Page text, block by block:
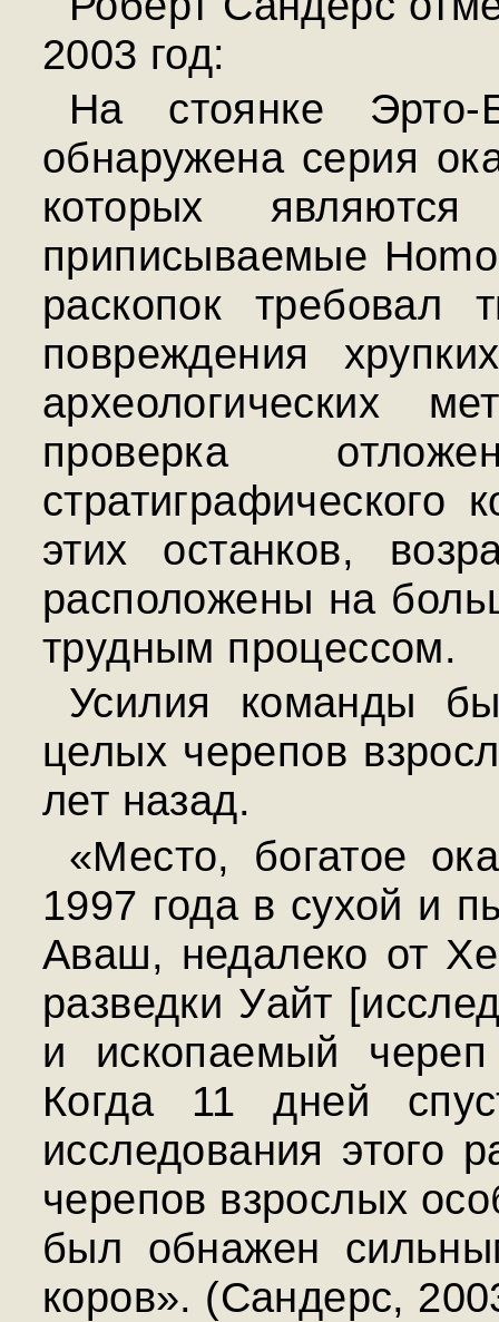
2003 год:
На стоянке
обнаружена серия
которых
приписываемые
раскопок требовал
повреждения
археологических
проверка
стратиграфического
этих останков,
расположены на
трудным процессом.
Усилия команды
целых черепов
лет назад.
«Место, богатое
1997 года в сухой и
Аваш, недалеко от
разведки Уайт
и ископаемый
Когда 11 дней
исследования этого
черепов взрослых
был обнажен
коров». (Сандерс,